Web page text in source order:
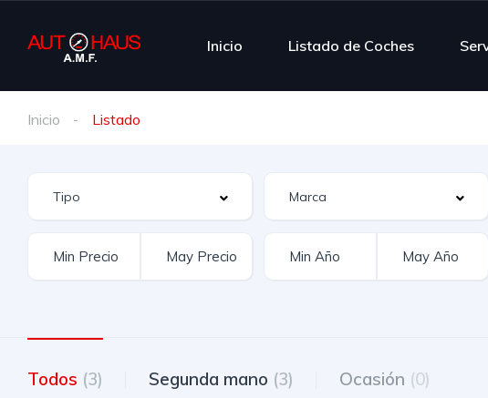
Inicio Listado de Coches
Inicio Listado
Todos (3) Segunda mano (3) Ocasión (0)